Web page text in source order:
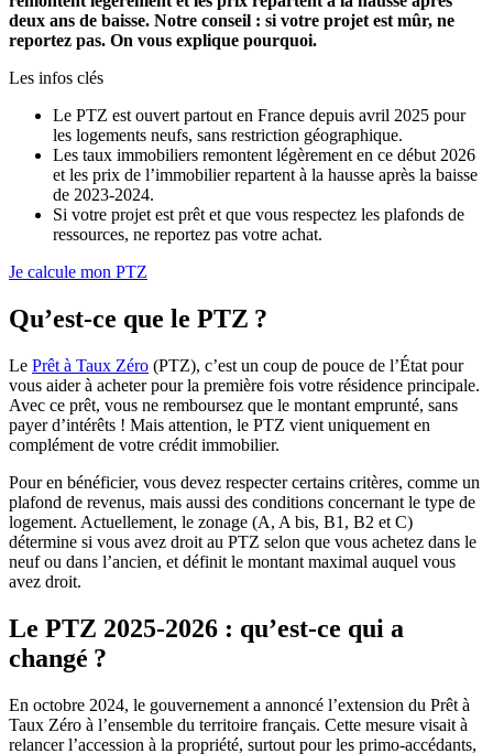
deux ans de baisse. Notre conseil : si votre projet est mûr, ne
reportez pas. On vous explique pourquoi.
Les infos clés
Le PTZ est ouvert partout en France depuis avril 2025 pour
les logements neufs, sans restriction géographique.
Les taux immobiliers remontent légèrement en ce début 2026
et les prix de l’immobilier repartent à la hausse après la baisse
de 2023-2024.
Si votre projet est prêt et que vous respectez les plafonds de
ressources, ne reportez pas votre achat.
Je calcule mon PTZ
Qu’est-ce que le PTZ ?
Le Prêt à Taux Zéro (PTZ), c’est un coup de pouce de l’État pour
vous aider à acheter pour la première fois votre résidence principale.
Avec ce prêt, vous ne remboursez que le montant emprunté, sans
payer d’intérêts ! Mais attention, le PTZ vient uniquement en
complément de votre crédit immobilier.
Pour en bénéficier, vous devez respecter certains critères, comme un
plafond de revenus, mais aussi des conditions concernant le type de
logement. Actuellement, le zonage (A, A bis, B1, B2 et C)
détermine si vous avez droit au PTZ selon que vous achetez dans le
neuf ou dans l’ancien, et définit le montant maximal auquel vous
avez droit.
Le PTZ 2025-2026 : qu’est-ce qui a
changé ?
En octobre 2024, le gouvernement a annoncé l’extension du Prêt à
Taux Zéro à l’ensemble du territoire français. Cette mesure visait à
relancer l’accession à la propriété, surtout pour les primo-accédants,